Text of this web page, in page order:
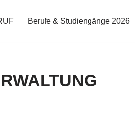
Berufe & Studiengänge 2026